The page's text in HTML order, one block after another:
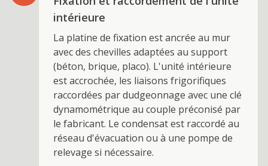
intérieure
La platine de fixation est ancrée au mur
avec des chevilles adaptées au support
(béton, brique, placo). L'unité intérieure
est accrochée, les liaisons frigorifiques
raccordées par dudgeonnage avec une clé
dynamométrique au couple préconisé par
le fabricant. Le condensat est raccordé au
réseau d'évacuation ou à une pompe de
relevage si nécessaire.